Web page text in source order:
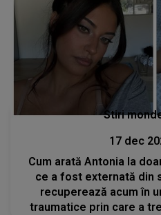
Stiri
17 dec
Cum arată Antonia la
ce a fost externată din
recuperează acum în
traumatice prin care a